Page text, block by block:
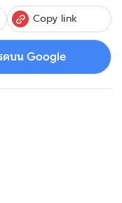
Copy link
ดบน Google